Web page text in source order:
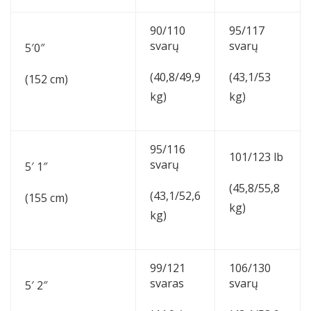
5′0″
(152 cm)
90/110
svarų
(40,8/49,9
kg)
95/117
svarų
(43,1/53
kg)
5′ 1″
(155 cm)
95/116
svarų
(43,1/52,6
kg)
101/123 lb
(45,8/55,8
kg)
5′ 2″
99/121
svaras
106/130
svarų